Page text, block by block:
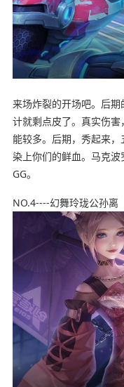
来场炸裂的开场吧。后
计就剩点皮了。真实伤
能较多。后期，秀起来
染上你们的鲜血。马克
GG。
NO.4----幻舞玲珑公孙离